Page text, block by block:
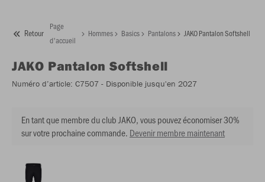
Retour
Page
d'accueil
Hommes Basics Pantalons JAKO Pantalon Softshell
JAKO Pantalon Softshell
Numéro d’article: C7507 - Disponible jusqu'en 2027
En tant que membre du club JAKO, vous pouvez économiser 30%
sur votre prochaine commande. Devenir membre maintenant